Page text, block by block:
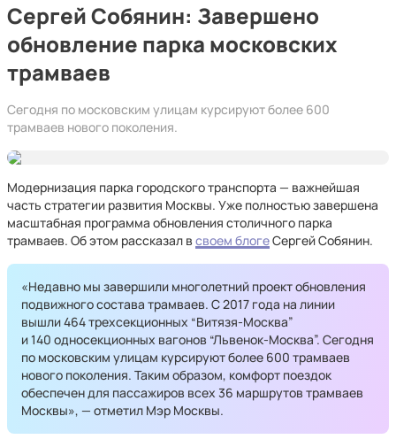
Сергей Собянин: Завершено
обновление парка московских
трамваев
Сегодня по московским улицам курсируют более 600
трамваев нового поколения.
Модернизация парка городского транспорта — важнейшая
часть стратегии развития Москвы. Уже полностью завершена
масштабная программа обновления столичного парка
трамваев. Об этом рассказал в своем блогеСергей Собянин.
«Недавно мы завершили многолетний проект обновления
подвижного состава трамваев. С 2017 года на линии
вышли 464 трехсекционных “Витязя-Москва”
и 140 односекционных вагонов “Львенок-Москва”. Сегодня
по московским улицам курсируют более 600 трамваев
нового поколения. Таким образом, комфорт поездок
обеспечен для пассажиров всех 36 маршрутов трамваев
Москвы», — отметил Мэр Москвы.